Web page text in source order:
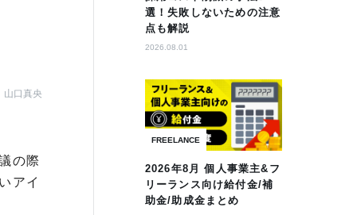
山口真央
の際
アイ
選！失敗しないための注意
点も解説
2026.08.01
FREELANCE
2026年8月 個人事業主&フ
リーランス向け給付金/補
助金/助成金まとめ